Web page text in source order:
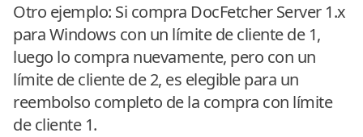
Otro ejemplo: Si compra DocFetcher Server 1.x
para Windows con un límite de cliente de 1,
luego lo compra nuevamente, pero con un
límite de cliente de 2, es elegible para un
reembolso completo de la compra con límite
de cliente 1.